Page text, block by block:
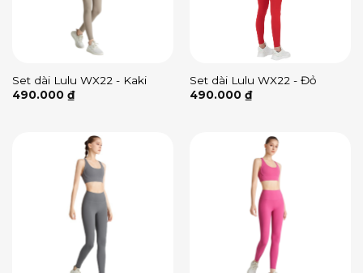
Set dài Lulu WX22 - Kaki
490.000 ₫
Set dài Lulu WX22 - Đỏ
490.000 ₫